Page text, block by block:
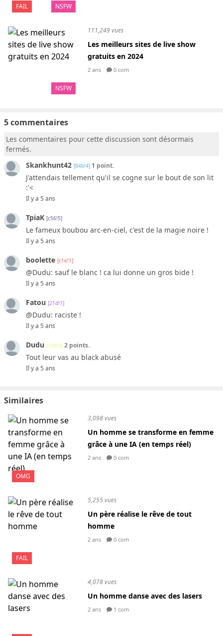
FAIL NSFW
NSFW
111,249 vues
Les meilleurs sites de live show
gratuits en 2024
2 ans 0 com
5 commentaires
Les commentaires pour cette discussion sont désormais
fermés.
Skankhunt42 [84b!4] 1 point.
J'attendais tellement qu'il se cogne sur le bout de son lit
:'<
Il y a 5 ans
TpiaK [c56!5]
Le fameux boubou arc-en-ciel, c'est de la magie noire !
Il y a 5 ans
boolette [c1e!1]
@Dudu: sauf le blanc ! ca lui donne un gros bide !
Il y a 5 ans
Fatou [21d!1]
@Dudu: raciste !
Il y a 5 ans
Dudu [0db!d] 2 points.
Tout leur vas au black abusé
Il y a 5 ans
Similaires
OMG
3,098 vues
Un homme se transforme en femme
grâce à une IA (en temps réel)
2 ans 0 com
FAIL
5,255 vues
Un père réalise le rêve de tout
homme
2 ans 0 com
4,078 vues
Un homme danse avec des lasers
2 ans 1 com